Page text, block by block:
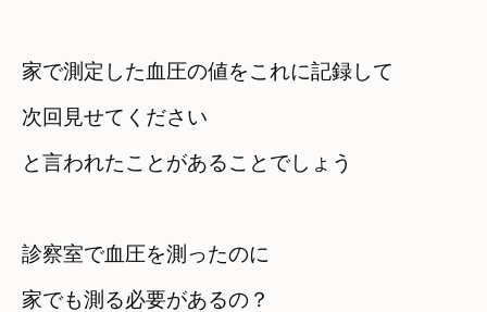
家で測定した血圧の値をこれに記録して
次回見せてください
と言われたことがあることでしょう
診察室で血圧を測ったのに
家でも測る必要があるの？